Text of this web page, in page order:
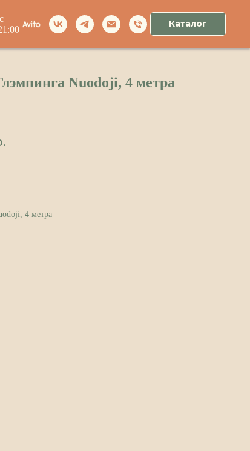
Каталог
Nuodoji, 4 метра
4 метра